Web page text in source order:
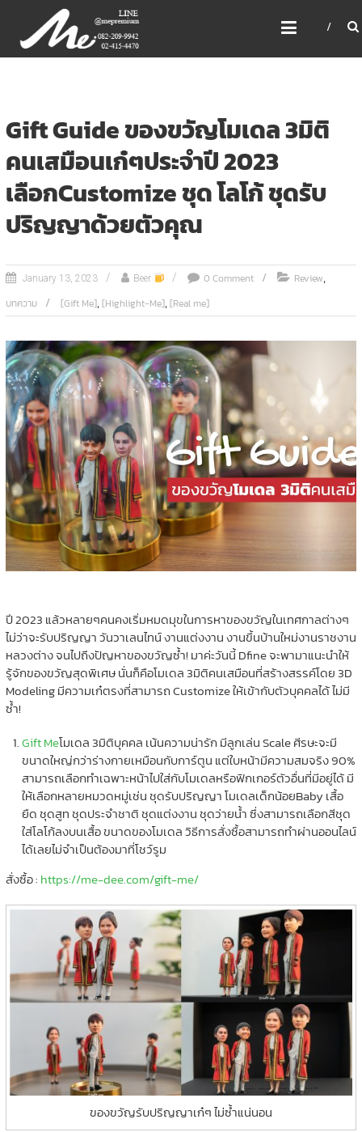
content
ME PREMIUM GIFT MODEL,
LASER, CRYSTAL, TROPHY,
3D PRINT, 3D SCAN
Gift Guide ของขวัญโมเดล 3มิติ
คนเสมือนเก๋ๆประจำปี 2023
เลือกCustomize ชุด โลโก้ ชุดรับ
ปริญญาด้วยตัวคุณ
January 13, 2023 Beer 0 Comment Review,
บทความ [Gift Me],[Highlight-Me],[Real me]
ปี 2023 แล้วหลายๆคนคงเริ่มหมดมุขในการหาของขวัญในเทศกาลต่างๆ
ไม่ว่าจะรับปริญญา วันวาเลนไทน์ งานแต่งงาน งานขึ้นบ้านใหม่งานราชงาน
หลวงต่าง จนไปถึงปัญหาของขวัญซ้ำ! มาค่ะวันนี้ Dfine จะพามาแนะนำให้
รู้จักของขวัญสุดพิเศษ นั่นก็คือโมเดล 3มิติคนเสมือนที่สร้างสรรค์โดย 3D
Modeling มีความเก๋ตรงที่สามารถ Customize ให้เข้ากับตัวบุคคลได้ ไม่มี
ซ้ำ!
Gift Meโมเดล 3มิติบุคคล เน้นความน่ารัก มีลูกเล่น Scale ศีรษะจะมี
ขนาดใหญ่กว่าร่างกายเหมือนกับการ์ตูน แต่ใบหน้ามีความสมจริง 90%
สามารถเลือกทำเฉพาะหน้าไปใส่กับโมเดลหรือฟิกเกอร์ตัวอื่นที่มีอยู่ได้ มี
ให้เลือกหลายหมวดหมู่เช่น ชุดรับปริญญา โมเดลเด็กน้อยBaby เสื้อ
ยืด ชุดสูท ชุดประจำชาติ ชุดแต่งงาน ชุดว่ายน้ำ ซึ่งสามารถเลือกสีชุด
ใส่โลโก้ลงบนเสื้อ ขนาดของโมเดล วิธีการสั่งซื้อสามารถทำผ่านออนไลน์
ได้เลยไม่จำเป็นต้องมาที่โชว์รูม
สั่งซื้อ : https://me-dee.com/gift-me/
ของขวัญรับปริญญาเก๋ๆ ไม่ซ้ำแน่นอน